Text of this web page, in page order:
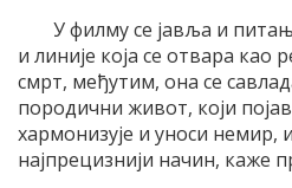
У филму се јавља и
и линије која се отвара као
смрт, међутим, она се
породични живот, који
хармонизује и уноси немир,
најпрецизнији начин, каже